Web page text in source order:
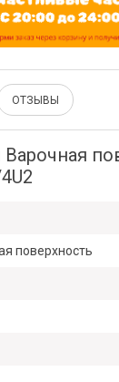
ОТЗЫВЫ
Варочная
поверхность